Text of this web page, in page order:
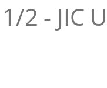
2 - JIC